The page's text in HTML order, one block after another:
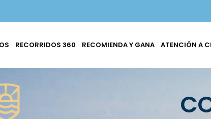
RECORRIDOS 360 RECOMIENDA Y GANA ATENCIÓN A